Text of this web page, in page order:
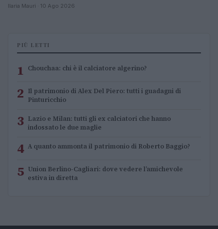
Ilaria Mauri · 10 Ago 2026
PIÙ LETTI
1 Chouchaa: chi è il calciatore algerino?
2 Il patrimonio di Alex Del Piero: tutti i guadagni di
Pinturicchio
3 Lazio e Milan: tutti gli ex calciatori che hanno
indossato le due maglie
4 A quanto ammonta il patrimonio di Roberto Baggio?
5 Union Berlino-Cagliari: dove vedere l’amichevole
estiva in diretta